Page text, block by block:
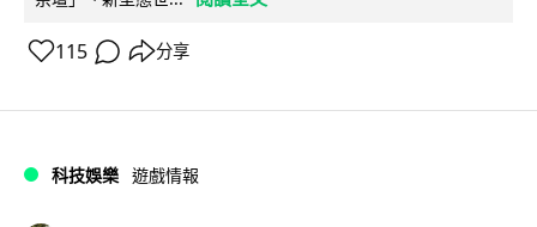
115 分享
科技娛樂 遊戲情報